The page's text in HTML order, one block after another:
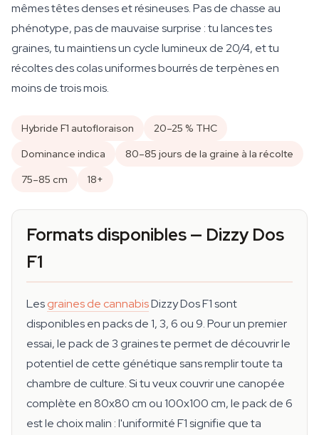
mêmes têtes denses et résineuses. Pas de chasse au
phénotype, pas de mauvaise surprise : tu lances tes
graines, tu maintiens un cycle lumineux de 20/4, et tu
récoltes des colas uniformes bourrés de terpènes en
moins de trois mois.
Hybride F1 autofloraison
20–25 % THC
Dominance indica
80–85 jours de la graine à la récolte
75–85 cm
18+
Formats disponibles — Dizzy Dos
F1
Lesgraines de cannabisDizzy Dos F1 sont
disponibles en packs de 1, 3, 6 ou 9. Pour un premier
essai, le pack de 3 graines te permet de découvrir le
potentiel de cette génétique sans remplir toute ta
chambre de culture. Si tu veux couvrir une canopée
complète en 80x80 cm ou 100x100 cm, le pack de 6
est le choix malin : l'uniformité F1 signifie que ta